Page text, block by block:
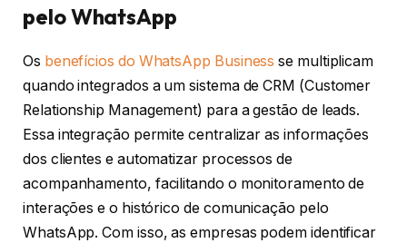
pelo WhatsApp
Os benefícios do WhatsApp Business se multiplicam
quando integrados a um sistema de CRM (Customer
Relationship Management) para a gestão de leads.
Essa integração permite centralizar as informações
dos clientes e automatizar processos de
acompanhamento, facilitando o monitoramento de
interações e o histórico de comunicação pelo
WhatsApp. Com isso, as empresas podem identificar